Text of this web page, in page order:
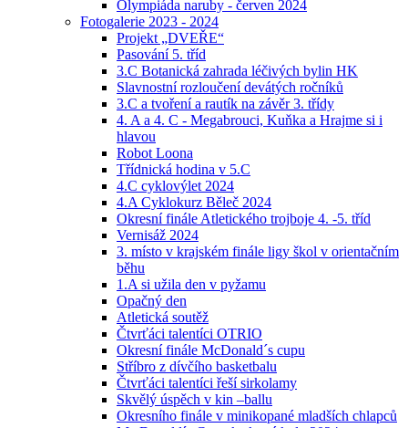
Olympiáda naruby - červen 2024
Fotogalerie 2023 - 2024
Projekt „DVEŘE“
Pasování 5. tříd
3.C Botanická zahrada léčivých bylin HK
Slavnostní rozloučení devátých ročníků
3.C a tvoření a rautík na závěr 3. třídy
4. A a 4. C - Megabrouci, Kuňka a Hrajme si i
hlavou
Robot Loona
Třídnická hodina v 5.C
4.C cyklovýlet 2024
4.A Cyklokurz Běleč 2024
Okresní finále Atletického trojboje 4. -5. tříd
Vernisáž 2024
3. místo v krajském finále ligy škol v orientačním
běhu
1.A si užila den v pyžamu
Opačný den
Atletická soutěž
Čtvrťáci talentíci OTRIO
Okresní finále McDonald´s cupu
Stříbro z dívčího basketbalu
Čtvrťáci talentíci řeší sirkolamy
Skvělý úspěch v kin –ballu
Okresního finále v minikopané mladších chlapců